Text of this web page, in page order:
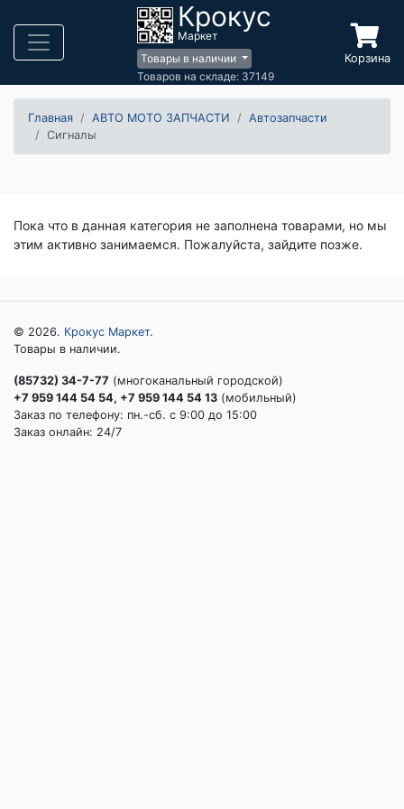
Крокус
Маркет
Товары в наличии
Товаров на складе: 37149
Корзина
Главная АВТО МОТО ЗАПЧАСТИ
Автозапчасти
Сигналы
Пока что в данная категория не заполнена товарами, но мы
этим активно занимаемся. Пожалуйста, зайдите позже.
© 2026. Крокус Маркет.
Товары в наличии.
(85732) 34-7-77 (многоканальный городской)
+7 959 144 54 54, +7 959 144 54 13 (мобильный)
Заказ по телефону: пн.-сб. c 9:00 до 15:00
Заказ онлайн: 24/7